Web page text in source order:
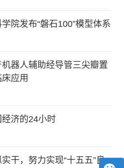
学院发布“磐石100”模型体系
机器人辅助经导管三尖瓣置
应用
经济的24小时
实干，努力实现“十五五”良